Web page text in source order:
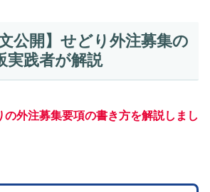
公開】せどり外注募集の
実践者が解説
の外注募集要項の書き方を解説しまし